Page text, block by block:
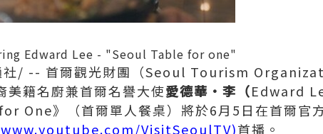
Edward Lee - "Seoul Table for one"
社/ -- 首爾觀光財團（Seoul Tourism
美籍名廚兼首爾名譽大使愛德華 • 李（Edward
One》（首爾單人餐桌）將於6月5日在首爾官
VisitSeoulTV)首播。